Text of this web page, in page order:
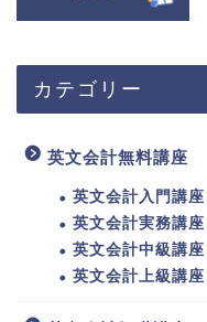
カテゴリー
英文会計無料講座
英文会計入門講座
英文会計実務講座
英文会計中級講座
英文会計上級講座